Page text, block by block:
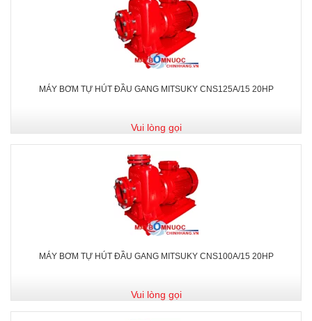
MÁY BƠM TỰ HÚT ĐẦU GANG MITSUKY CNS125A/15 20HP
Vui lòng gọi
MÁY BƠM TỰ HÚT ĐẦU GANG MITSUKY CNS100A/15 20HP
Vui lòng gọi